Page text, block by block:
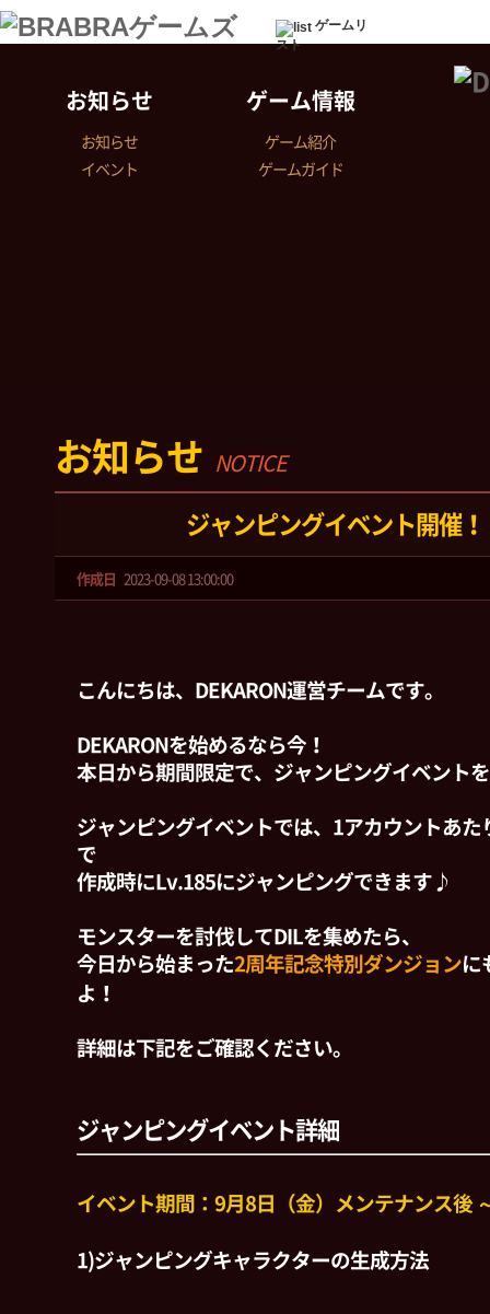
ゲームリ
スト
お知らせ
お知らせ
イベント
ゲーム情報
ゲーム紹介
ゲームガイド
お知らせ NOTICE
ジャンピングイベント開催！
作成日 2023-09-08 13:00:00
こんにちは、DEKARON運営チームです。
DEKARONを始めるなら今！
本日から期間限定で、ジャンピングイベント
ジャンピングイベントでは、1アカウントあた
で
作成時にLv.185にジャンピングできます♪
モンスターを討伐してDILを集めたら、
今日から始まった2周年記念特別ダンジョンに
よ！
詳細は下記をご確認ください。
ジャンピングイベント詳細
イベント期間：9月8日（金）メンテナンス後
1)ジャンピングキャラクターの生成方法